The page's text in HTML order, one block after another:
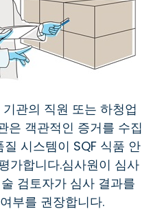
관의 직원 또는 하청업
은 객관적인 증거를 수집
시스템이 SQF 식품 안
가합니다.심사원이 심사
검토자가 심사 결과를
부를 권장합니다.